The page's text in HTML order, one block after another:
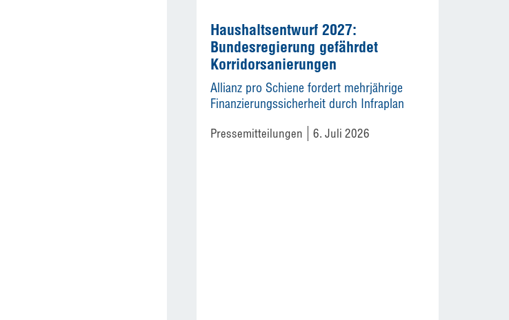
Haushaltsentwurf 2027:
Bundesregierung gefährdet
Korridorsanierungen
Allianz pro Schiene fordert mehrjährige
Finanzierungssicherheit durch Infraplan
Pressemitteilungen 6. Juli 2026